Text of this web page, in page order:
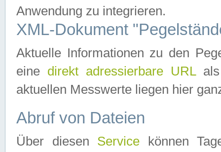
Anwendung zu integrieren.
XML-Dokument
Aktuelle Informationen zu den
eine direkt adressierbare URLals
aktuellen Messwerte liegen hier
Abruf von Dateien
Über diesen Service können